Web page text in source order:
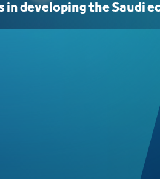
developing the Saudi